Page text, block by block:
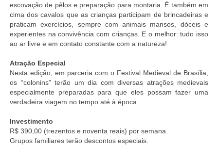
escovação de pêlos e preparação para montaria. É também em
cima dos cavalos que as crianças participam de brincadeiras e
praticam exercícios, sempre com animais mansos, dóceis e
experientes na convivência com crianças. E o melhor: tudo isso
ao ar livre e em contato constante com a natureza!
Atração Especial
Nesta edição, em parceria com o Festival Medieval de Brasília,
os “colonins” terão um dia com diversas atrações medievais
especialmente preparadas para que eles possam fazer uma
verdadeira viagem no tempo até à época.
Investimento
R$ 390,00 (trezentos e noventa reais) por semana.
Grupos familiares terão descontos especiais.